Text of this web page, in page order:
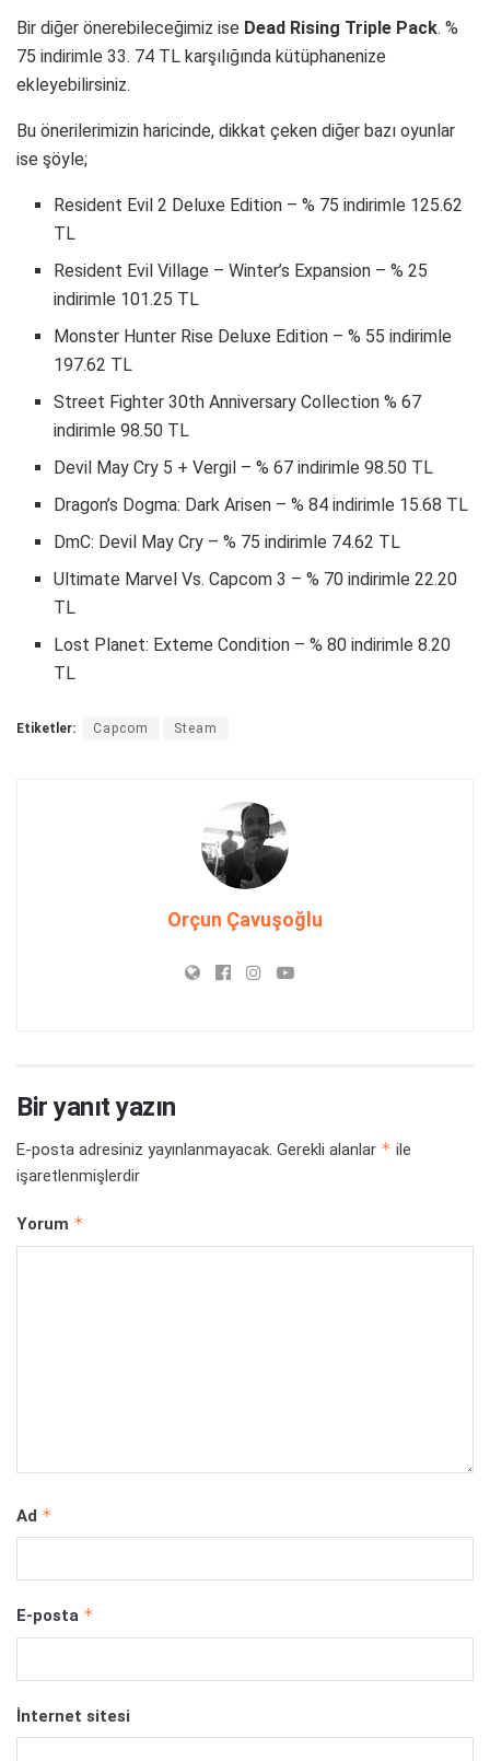
Bir diğer önerebileceğimiz ise Dead Rising Triple Pack. %
75 indirimle 33. 74 TL karşılığında kütüphanenize
ekleyebilirsiniz.
Bu önerilerimizin haricinde, dikkat çeken diğer bazı oyunlar
ise şöyle;
Resident Evil 2 Deluxe Edition – % 75 indirimle 125.62
TL
Resident Evil Village – Winter’s Expansion – % 25
indirimle 101.25 TL
Monster Hunter Rise Deluxe Edition – % 55 indirimle
197.62 TL
Street Fighter 30th Anniversary Collection % 67
indirimle 98.50 TL
Devil May Cry 5 + Vergil – % 67 indirimle 98.50 TL
Dragon’s Dogma: Dark Arisen – % 84 indirimle 15.68 TL
DmC: Devil May Cry – % 75 indirimle 74.62 TL
Ultimate Marvel Vs. Capcom 3 – % 70 indirimle 22.20
TL
Lost Planet: Exteme Condition – % 80 indirimle 8.20
TL
Etiketler: Capcom Steam
Orçun Çavuşoğlu
Bir yanıt yazın
E-posta adresiniz yayınlanmayacak. Gerekli alanlar * ile
işaretlenmişlerdir
Yorum *
Ad *
E-posta *
İnternet sitesi